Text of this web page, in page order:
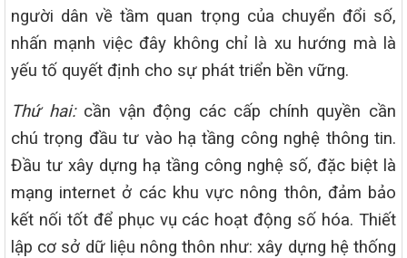
người dân về tầm quan trọng của chuyển đổi số,
nhấn mạnh việc đây không chỉ là xu hướng mà là
yếu tố quyết định cho sự phát triển bền vững.
Thứ hai:cần vận động các cấp chính quyền cần
chú trọng đầu tư vào hạ tầng công nghệ thông tin.
Đầu tư xây dựng hạ tầng công nghệ số, đặc biệt là
mạng internet ở các khu vực nông thôn, đảm bảo
kết nối tốt để phục vụ các hoạt động số hóa. Thiết
lập cơ sở dữ liệu nông thôn như: xây dựng hệ thống